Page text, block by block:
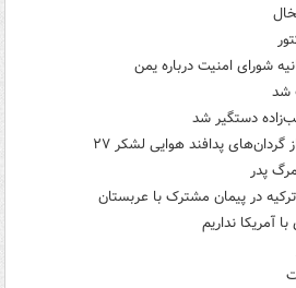
شورای امنیت درباره یمن
شد
دستگیر شد
پدافند هوایی لشکر ۲۷
پدر
در پیمان مشترک با عربستان
آمریکا نداریم